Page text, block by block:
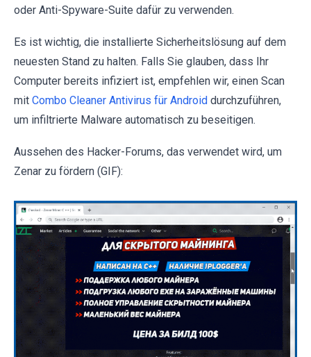
oder Anti-Spyware-Suite dafür zu verwenden.
Es ist wichtig, die installierte Sicherheitslösung auf dem
neuesten Stand zu halten. Falls Sie glauben, dass Ihr
Computer bereits infiziert ist, empfehlen wir, einen Scan
mit Combo Cleaner Antivirus für Android durchzuführen,
um infiltrierte Malware automatisch zu beseitigen.
Aussehen des Hacker-Forums, das verwendet wird, um
Zenar zu fördern (GIF):